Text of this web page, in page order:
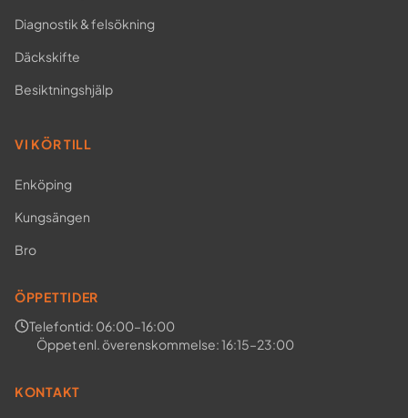
Diagnostik & felsökning
Däckskifte
Besiktningshjälp
VI KÖR TILL
Enköping
Kungsängen
Bro
ÖPPETTIDER
Telefontid: 06:00–16:00
Öppet enl. överenskommelse: 16:15–23:00
KONTAKT